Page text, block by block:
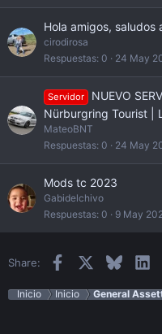
Hola amigos, saludos
cirodirosa
Respuestas 0 24 May
Servidor
NUEVO
Nürburgring Tourist |
MateoBNT
Respuestas 0 24 May
Mods tc 2023
Gabidelchivo
Respuestas 0 9 May
Share: Facebook Bluesky
Inicio Inicio General